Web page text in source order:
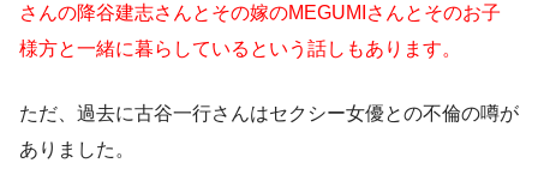
さんの降谷建志さんとその嫁のMEGUMIさんとそのお子
様方と一緒に暮らしているという話しもあります。
ただ、過去に古谷一行さんはセクシー女優との不倫の噂が
ありました。